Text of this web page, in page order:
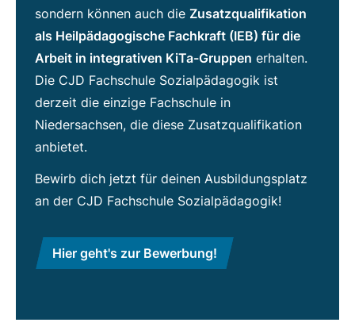
sondern können auch die Zusatzqualifikation
als Heilpädagogische Fachkraft (IEB) für die
Arbeit in integrativen KiTa-Gruppen erhalten.
Die CJD Fachschule Sozialpädagogik ist
derzeit die einzige Fachschule in
Niedersachsen, die diese Zusatzqualifikation
anbietet.
Bewirb dich jetzt für deinen Ausbildungsplatz
an der CJD Fachschule Sozialpädagogik!
Hier geht's zur Bewerbung!